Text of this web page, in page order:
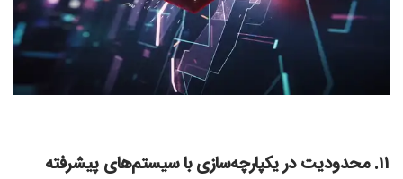
۱۱. محدودیت در یکپارچه‌سازی با سیستم‌های پیشرفته